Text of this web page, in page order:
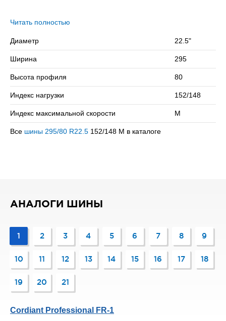
шина с допустимой нагрузкой 3550 / 3150 кг. на колесо
скоростью в 130 км/ч.
Сомневаетесь в выборе? Позвоните нам – подберем
подходящий вариант!
Читать полностью
Диаметр 22.5"
Ширина 295
Высота профиля 80
Индекс нагрузки 152/148
Индекс максимальной скорости M
Все шины 295/80 R22.5 152/148 M в каталоге
АНАЛОГИ ШИНЫ
1 2 3 4 5 6 7 8 9
10 11 12 13 14 15 16 17 18
19 20 21
Cordiant Professional FR-1